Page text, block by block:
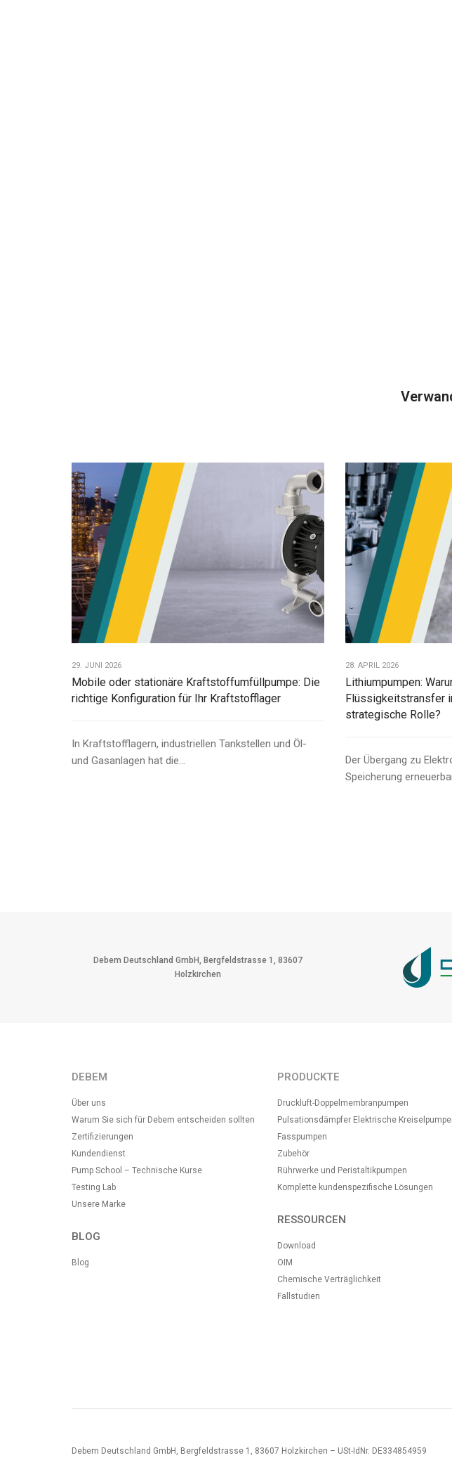
29. JUNI 2026
Mobile oder stationäre Kraftstoffumfüllpumpe: Die
richtige Konfiguration für Ihr Kraftstofflager
In Kraftstofflagern, industriellen Tankstellen und Öl-
und Gasanlagen hat die...
28. APRIL 2026
Lithiumpumpen:
Flüssigkeitstransfer
strategische Rolle?
Der Übergang zu
Speicherung
Debem Deutschland GmbH, Bergfeldstrasse 1, 83607
Holzkirchen
DEBEM
Über uns
Warum Sie sich für Debem entscheiden sollten
Zertifizierungen
Kundendienst
Pump School – Technische Kurse
Testing Lab
Unsere Marke
BLOG
Blog
PRODUCKTE
Druckluft-Doppelmembranpumpen
Pulsationsdämpfer Elektrische
Fasspumpen
Zubehör
Rührwerke und Peristaltikpumpen
Komplette kundenspezifische Lösungen
RESSOURCEN
Download
OIM
Chemische Verträglichkeit
Fallstudien
Debem Deutschland GmbH, Bergfeldstrasse 1, 83607 Holzkirchen – USt-IdNr. DE334854959